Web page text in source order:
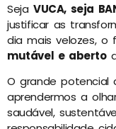
Seja VUCA, seja
justificar as
dia mais velozes,
mutável e abertoa
O grande potencial
aprendermos a
saudável,